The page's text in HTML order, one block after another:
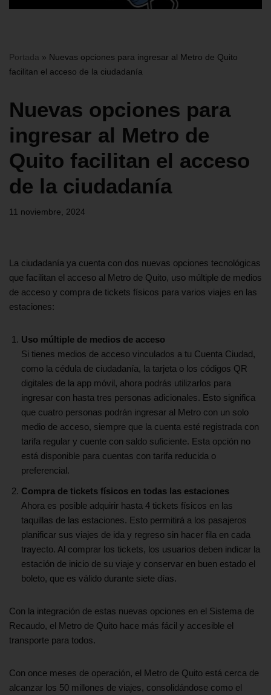
Portada » Nuevas opciones para ingresar al Metro de Quito
facilitan el acceso de la ciudadanía
Nuevas opciones para
ingresar al Metro de
Quito facilitan el acceso
de la ciudadanía
11 noviembre, 2024
La ciudadanía ya cuenta con dos nuevas opciones tecnológicas
que facilitan el acceso al Metro de Quito, uso múltiple de medios
de acceso y compra de tickets físicos para varios viajes en las
estaciones:
Uso múltiple de medios de acceso
Si tienes medios de acceso vinculados a tu Cuenta Ciudad,
como la cédula de ciudadanía, la tarjeta o los códigos QR
digitales de la app móvil, ahora podrás utilizarlos para
ingresar con hasta tres personas adicionales. Esto significa
que cuatro personas podrán ingresar al Metro con un solo
medio de acceso, siempre que la cuenta esté registrada con
tarifa regular y cuente con saldo suficiente. Esta opción no
está disponible para cuentas con tarifa reducida o
preferencial.
Compra de tickets físicos en todas las estaciones
Ahora es posible adquirir hasta 4 tickets físicos en las
taquillas de las estaciones. Esto permitirá a los pasajeros
planificar sus viajes de ida y regreso sin hacer fila en cada
trayecto. Al comprar los tickets, los usuarios deben indicar la
estación de inicio de su viaje y conservar en buen estado el
boleto, que es válido durante siete días.
Con la integración de estas nuevas opciones en el Sistema de
Recaudo, el Metro de Quito hace más fácil y accesible el
transporte para todos.
Con once meses de operación, el Metro de Quito está cerca de
alcanzar los 50 millones de viajes, consolidándose como el